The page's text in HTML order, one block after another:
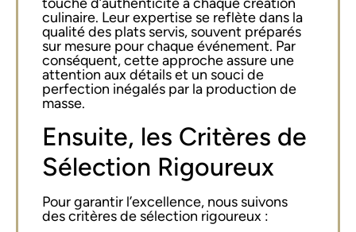
culinaire. Leur expertise se reflète dans la
qualité des plats servis, souvent préparés
sur mesure pour chaque événement. Par
conséquent, cette approche assure une
attention aux détails et un souci de
perfection inégalés par la production de
masse.
Ensuite, les Critères de
Sélection Rigoureux
Pour garantir l’excellence, nous suivons
des critères de sélection rigoureux :